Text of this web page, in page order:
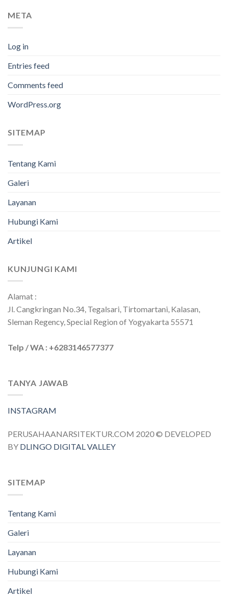
META
Log in
Entries feed
Comments feed
WordPress.org
SITEMAP
Tentang Kami
Galeri
Layanan
Hubungi Kami
Artikel
KUNJUNGI KAMI
Alamat :
Jl. Cangkringan No.34, Tegalsari, Tirtomartani, Kalasan,
Sleman Regency, Special Region of Yogyakarta 55571
Telp / WA : +6283146577377
TANYA JAWAB
INSTAGRAM
PERUSAHAANARSITEKTUR.COM 2020 © DEVELOPED
BY DLINGO DIGITAL VALLEY
SITEMAP
Tentang Kami
Galeri
Layanan
Hubungi Kami
Artikel